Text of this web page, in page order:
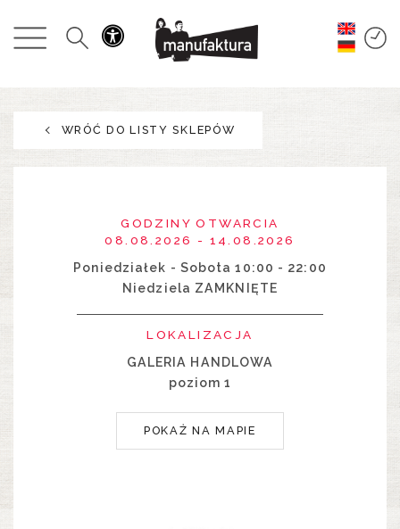
WYDARZENIA
PROMOCJE
RESTAURACJE
WRÓĆ DO LISTY SKLEPÓW
GODZINY OTWARCIA
08.08.2026 - 14.08.2026
Poniedziałek - Sobota 10:00 - 22:00
Niedziela ZAMKNIĘTE
LOKALIZACJA
GALERIA HANDLOWA
poziom 1
POKAŻ NA MAPIE